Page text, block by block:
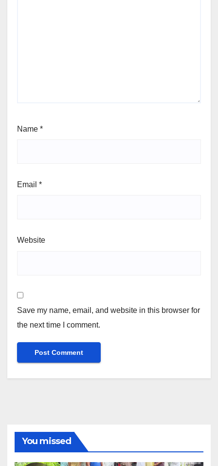
Name *
Email *
Website
Save my name, email, and website in this browser for
the next time I comment.
You missed